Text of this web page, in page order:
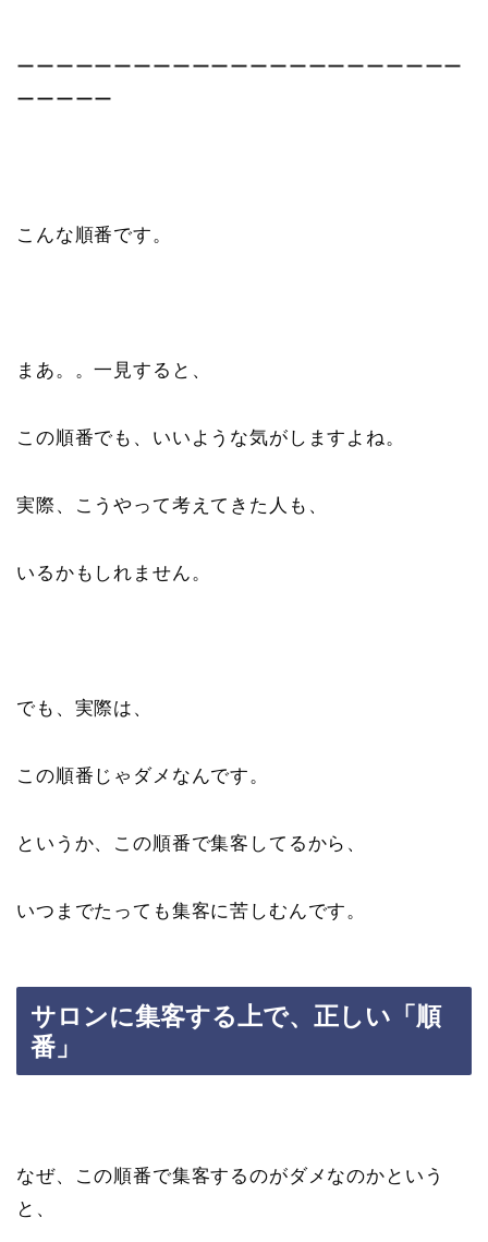
ーーーーーーーーーーーーーーーーーーーーーーー
ーーーーー
こんな順番です。
まあ。。一見すると、
この順番でも、いいような気がしますよね。
実際、こうやって考えてきた人も、
いるかもしれません。
でも、実際は、
この順番じゃダメなんです。
というか、この順番で集客してるから、
いつまでたっても集客に苦しむんです。
サロンに集客する上で、正しい「順
番」
なぜ、この順番で集客するのがダメなのかという
と、